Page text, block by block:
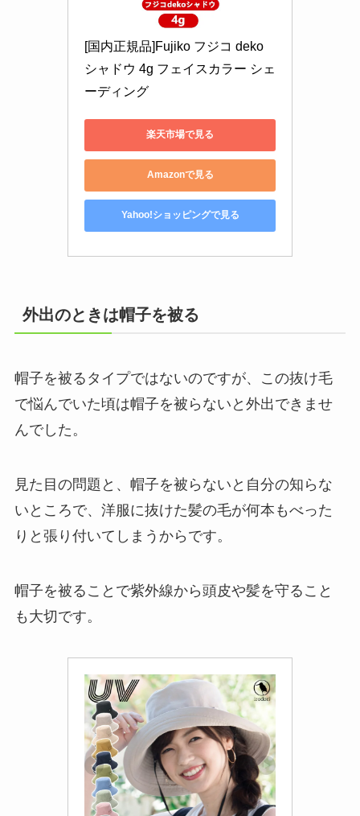
[国内正規品]Fujiko フジコ deko
シャドウ 4g フェイスカラー シェ
ーディング
楽天市場で見る
Amazonで見る
Yahoo!ショッピングで見る
外出のときは帽子を被る
帽子を被るタイプではないのですが、この抜け毛
で悩んでいた頃は帽子を被らないと外出できませ
んでした。
見た目の問題と、帽子を被らないと自分の知らな
いところで、洋服に抜けた髪の毛が何本もべった
りと張り付いてしまうからです。
帽子を被ることで紫外線から頭皮や髪を守ること
も大切です。